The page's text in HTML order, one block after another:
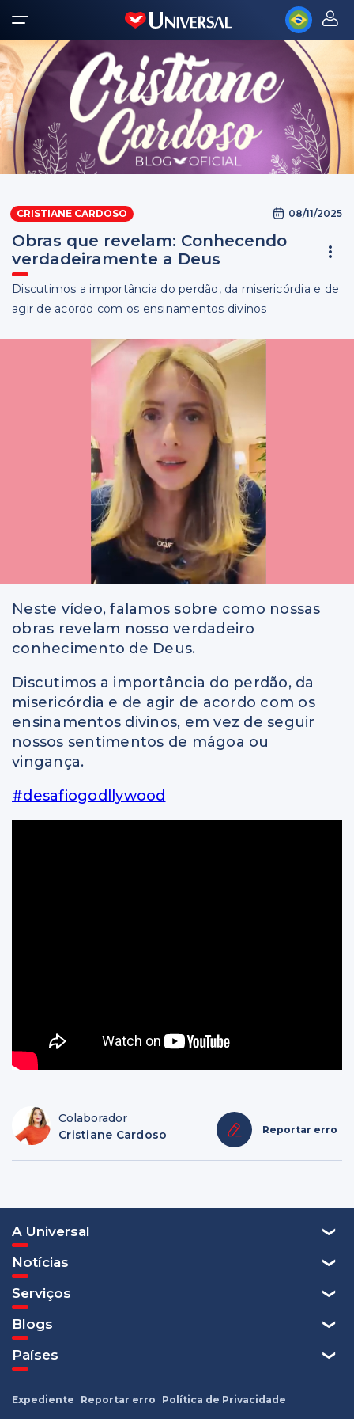
CRISTIANE CARDOSO 08/11/2025
Obras que revelam: Conhecendo
verdadeiramente a Deus
Discutimos a importância do perdão, da misericórdia e de
agir de acordo com os ensinamentos divinos
Neste vídeo, falamos sobre como nossas
obras revelam nosso verdadeiro
conhecimento de Deus.
Discutimos a importância do perdão, da
misericórdia e de agir de acordo com os
ensinamentos divinos, em vez de seguir
nossos sentimentos de mágoa ou
vingança.
#desafiogodllywood
Colaborador
Cristiane Cardoso
Reportar erro
A Universal
Notícias
Serviços
Blogs
Países
Expediente Reportar erro Política de Privacidade